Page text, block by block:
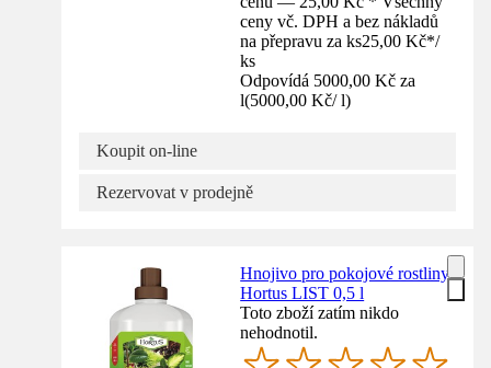
ceny vč. DPH a bez nákladů
na přepravu za ks25,00 Kč*/
ks
Odpovídá 5000,00 Kč za
l(5000,00 Kč/ l)
Koupit on-line
Rezervovat v prodejně
Hnojivo pro pokojové rostliny
Hortus LIST 0,5 l
Toto zboží zatím nikdo
nehodnotil.